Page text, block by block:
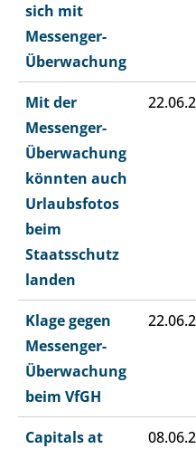
sich mit
Messenger-
Überwachung
Mit der
Messenger-
Überwachung
könnten auch
Urlaubsfotos
beim
Staatsschutz
landen
Klage gegen
Messenger-
Überwachung
beim VfGH
Capitals at